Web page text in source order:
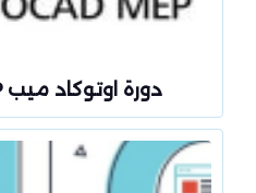
دورة اوتوكاد ميب AutoCAD MEP